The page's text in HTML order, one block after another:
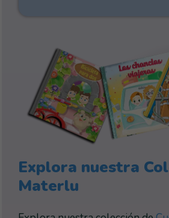
Explora nuestra
Materlu